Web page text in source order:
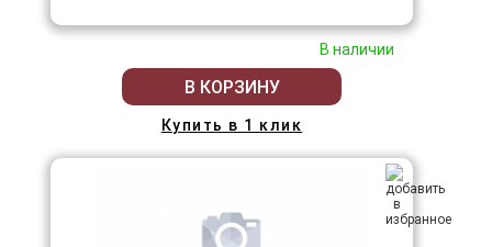
В наличии
В КОРЗИНУ
Купить в 1 клик